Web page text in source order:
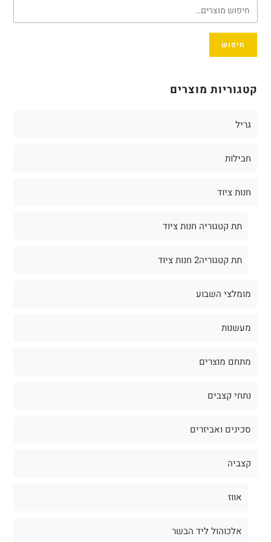
חיפוש
קטגוריות מוצרים
גריל
חבילות
חנות ציוד
תת קטגוריה חנות ציוד
תת קטגוריה2 חנות ציוד
מומלצי השבוע
מעשנות
מתחם מוצרים
נתחי קצבים
סכינים ואביזרים
קצביה
אווז
אלכוהול ליד הבשר